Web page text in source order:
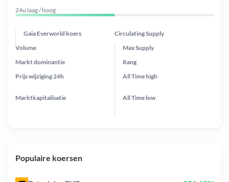
24u laag / hoog
Gaia Everworld koers Circulating Supply
Prijs wijziging 24h
Max Supply
Markt dominantie
Marktkapitalisatie
Volume
Rang
All Timehigh
All Time low
Populaire koersen